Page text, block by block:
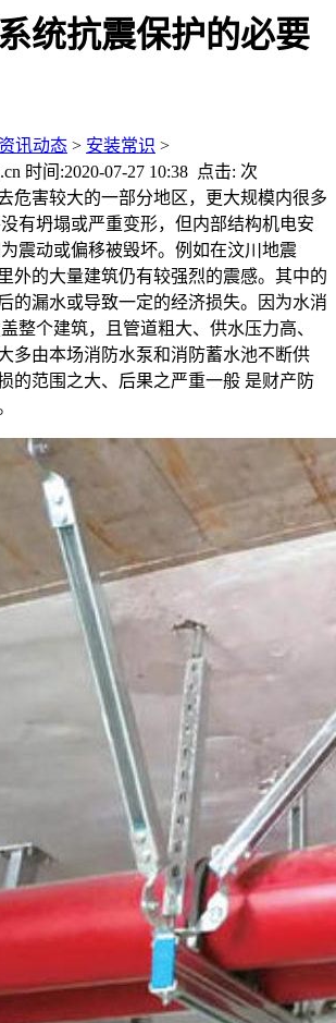
统抗震保护的必要
资讯动态 > 安装常识 >
时间:2020-07-27 10:38 点击: 次
危害较大的一部分地区，更大规模内很多
有坍塌或严重变形，但内部结构机电安
震动或偏移被毁坏。例如在汶川地震
外的大量建筑仍有较强烈的震感。其中的
的漏水或导致一定的经济损失。因为水消
整个建筑，且管道粗大、供水压力高、
多由本场消防水泵和消防蓄水池不断供
的范围之大、后果之严重一般 是财产防